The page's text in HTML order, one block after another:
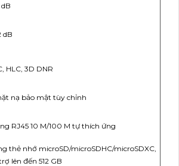
dB
HLC, 3D DNR
nạ bảo mật tùy chỉnh
RJ45 10 M/100 M tự thích ứng
thẻ nhớ microSD/microSDHC/microSDXC,
lên đến 512 GB